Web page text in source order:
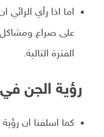
اما اذا رأي
على صراع
الفترة التالية.
رؤية الجن
كما اسلفنا ان